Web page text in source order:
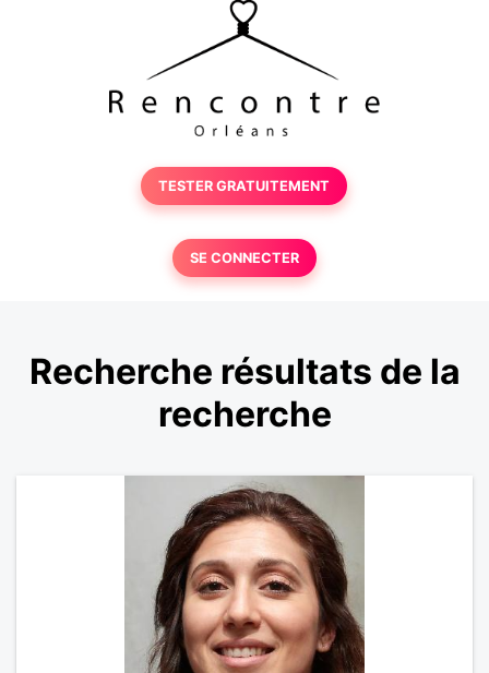
TESTER GRATUITEMENT
SE CONNECTER
Recherche résultats de la
recherche